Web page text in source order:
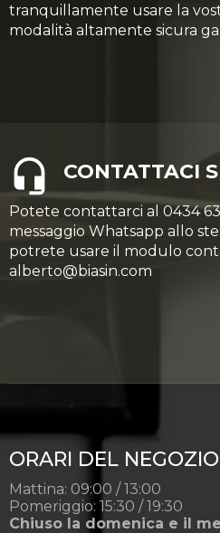
tranquillamente usare la
modalità altamente sicura
CONTATTACI
Potete contattarci al 0434
messaggio Whatsapp allo
potrete usare il modulo
alberto@biasin.com
ORARI DEL NEGOZIO
Mattina: 09:00 / 13:00
Pomeriggio: 15:30 / 19:30
Chiuso la domenica e il